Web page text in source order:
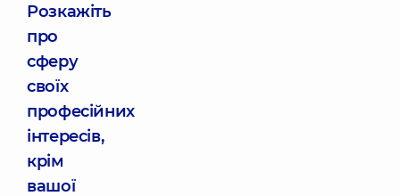
Розкажіть
про
сферу
своїх
професійних
інтересів,
крім
вашої